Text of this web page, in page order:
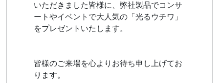
いただきました皆様に、弊社製品でコンサ
ートやイベントで大人気の「光るウチワ」
をプレゼントいたします。
皆様のご来場を心よりお待ち申し上げてお
ります。